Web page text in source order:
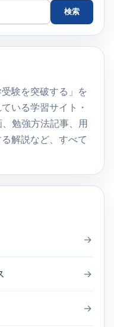
検索
験を突破する」を
いる学習サイト・
勉強方法記事、用
解説など、すべて
→
→
→